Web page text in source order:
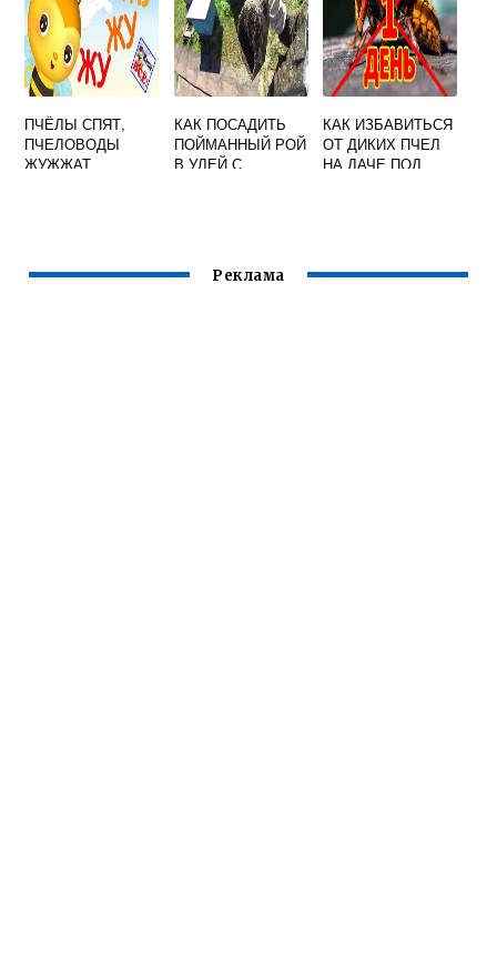
ПЧЁЛЫ СПЯТ,
ПЧЕЛОВОДЫ
ЖУЖЖАТ
КАК ПОСАДИТЬ
ПОЙМАННЫЙ РОЙ
В УЛЕЙ С
КАК ИЗБАВИТЬСЯ
ОТ ДИКИХ ПЧЕЛ
НА ДАЧЕ ПОД
Реклама